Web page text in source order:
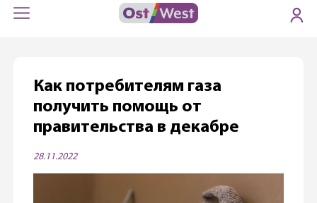
Как потребителям газа
получить помощь от
правительства в декабре
28.11.2022